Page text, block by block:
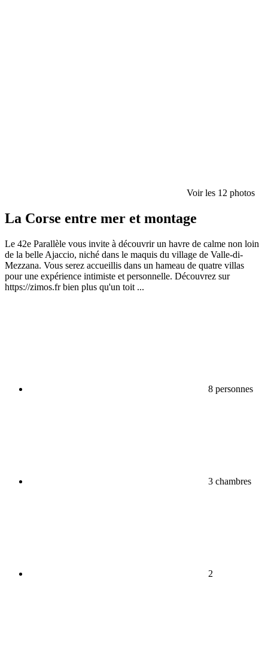
Voir les 12 photos
La Corse entre mer et montage
Le 42e Parallèle vous invite à découvrir un havre de calme non loin
de la belle Ajaccio, niché dans le maquis du village de Valle-di-
Mezzana. Vous serez accueillis dans un hameau de quatre villas
pour une expérience intimiste et personnelle. Découvrez sur
https://zimos.fr bien plus qu'un toit ...
8 personnes
3 chambres
2